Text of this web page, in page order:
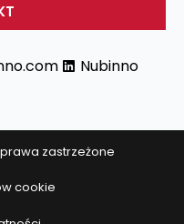
Nubinno
zastrzeżone
cookie